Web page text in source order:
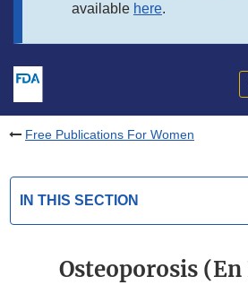
available here.
Free Publications For Women
IN THIS SECTION
Osteoporosis